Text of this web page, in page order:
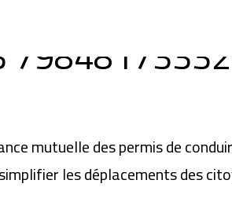
mutuelle des permis de
les déplacements des